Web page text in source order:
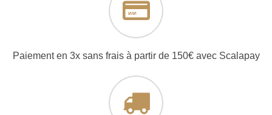
Paiement en 3x sans frais à partir de 150€ avec Scalapay